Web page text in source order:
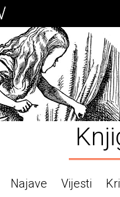
Najave Vijesti